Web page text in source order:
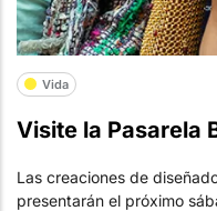
Vida
Visite la Pasarela
Las creaciones de
presentarán el próximo